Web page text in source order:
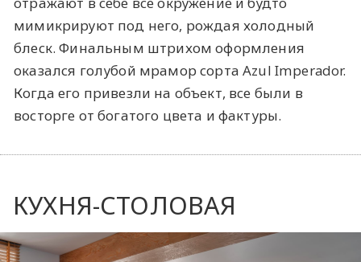
мимикрируют под него, рождая холодный
блеск. Финальным штрихом оформления
оказался голубой мрамор сорта Azul Imperador.
Когда его привезли на объект, все были в
восторге от богатого цвета и фактуры.
КУХНЯ-СТОЛОВАЯ